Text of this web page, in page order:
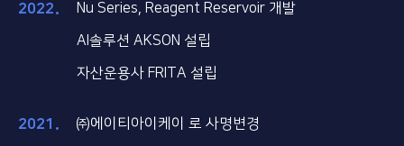
2022 Nu Series, Reagent Reservoir 개발
AI솔루션 AKSON 설립
자산운용사 FRITA 설립
2021 ㈜에이티아이케이 로 사명변경